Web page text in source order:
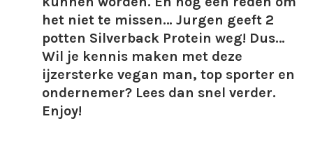
het niet te missen… Jurgen geeft 2
potten Silverback Protein weg! Dus…
Wil je kennis maken met deze
ijzersterke vegan man, top sporter en
ondernemer? Lees dan snel verder.
Enjoy!